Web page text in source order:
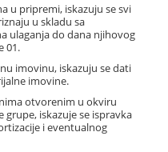
u pripremi, iskazuju se svi
u skladu sa
ulaganja do dana njihovog
01.
imovinu, iskazuju se dati
imovine.
otvorenim u okviru
iskazuje se ispravka
i eventualnog